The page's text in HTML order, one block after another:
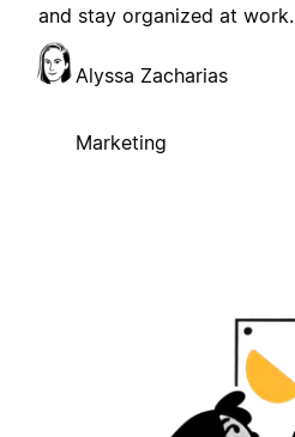
and stay organized at work.
Alyssa Zacharias
Marketing